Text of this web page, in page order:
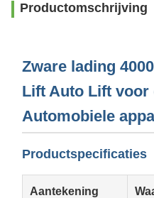
Productomschrijving
Zware lading
Lift Auto Lift voor
Automobiele
Productspecificaties
Aantekening